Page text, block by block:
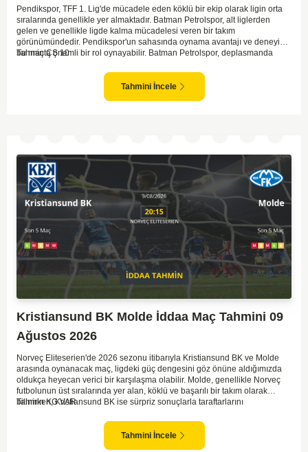
Pendikspor, TFF 1. Lig'de mücadele eden köklü bir ekip olarak ligin orta
sıralarında genellikle yer almaktadır. Batman Petrolspor, alt liglerden
gelen ve genellikle ligde kalma mücadelesi veren bir takım
görünümündedir. Pendikspor'un sahasında oynama avantajı ve deneyimi,
bu maçta önemli bir rol oynayabilir. Batman Petrolspor, deplasmanda
Pendikspor'un maçın kontrolünü elinde tutma olasılığı daha yüksek.
Takımların mevcut form durumları ve geçmiş performanslarına
bakıldığında ev sahibi ekibin galibiyeti daha yüksek bir ihtimal sunuyor.
Tahmin ÇŞ 10
Tahmini İncele
Kristiansund BK Molde İddaa Maç Tahmini 09
Ağustos 2026
Norveç Eliteserien'de 2026 sezonu itibarıyla Kristiansund BK ve Molde
arasında oynanacak maç, ligdeki güç dengesini göz önüne aldığımızda
oldukça heyecan verici bir karşılaşma olabilir. Molde, genellikle Norveç
futbolunun üst sıralarında yer alan, köklü ve başarılı bir takım olarak
bilinirken, Kristiansund BK ise sürpriz sonuçlarla taraftarlarını
saha avantajını kullanma olasılıklarını artırıyor. Ancak Molde'nin tecrübe
ve kadro kalitesi faktörleri dikkate alındığında, deplasmanda da etkili bir
performans sergilemesi beklenebilir. İki takımın son dönem form durumları
Tahmin KG VAR
Tahmini İncele